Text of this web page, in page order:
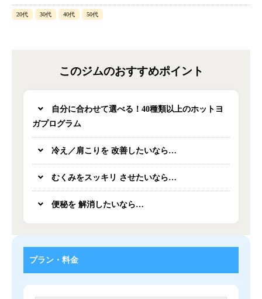
20代 30代 40代 50代
このジムのおすすめポイント
自分に合わせて選べる！40種類以上のホットヨ
ガプログラム
冷え／肩こりを 改善したいなら…
むくみをスッキリ させたいなら…
便秘を 解消したいなら…
プラン・料金